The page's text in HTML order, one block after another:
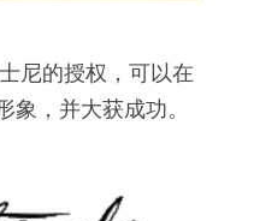
尼的授权，可以在
象，并大获成功。